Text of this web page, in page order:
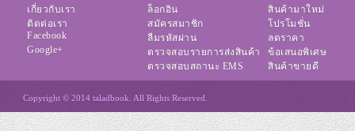
เกี่ยวกับเรา
ติดต่อเรา
Facebook
Google+
ล็อกอิน
สมัครสมาชิก
ลืมรหัสผ่าน
ตรวจสอบรายการส่งสินค้า
ตรวจสอบสถานะ EMS
สินค้ามาใหม่
โปรโมชั่น
ลดราคา
ข้อเสนอพิเศษ
สินค้าขายดี
Copyright © 2014 taladbook. All Rights Reserved.